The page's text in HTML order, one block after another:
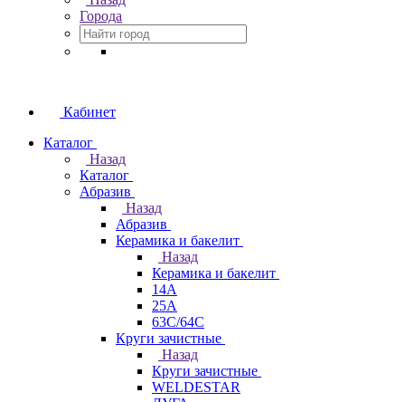
Города
Кабинет
Каталог
Назад
Каталог
Абразив
Назад
Абразив
Керамика и бакелит
Назад
Керамика и бакелит
14А
25А
63С/64С
Круги зачистные
Назад
Круги зачистные
WELDESTAR